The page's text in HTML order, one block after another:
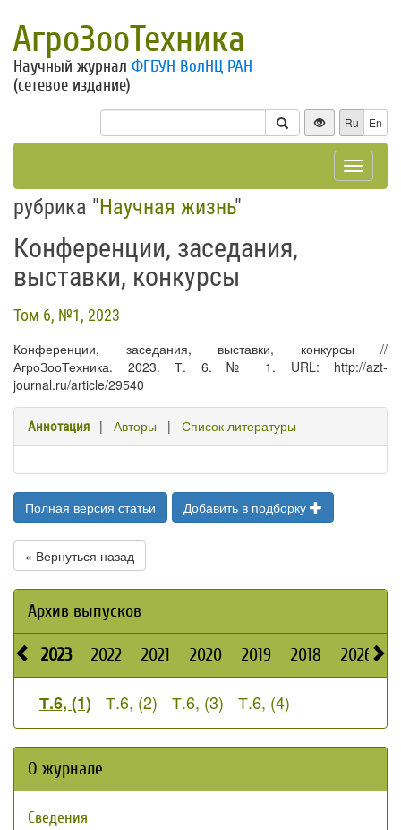
АгроЗооТехника
Научный журнал ФГБУН ВолНЦ РАН
(сетевое издание)
Ru En
Toggle
рубрика "Научная жизнь"
Конференции, заседания,
выставки, конкурсы
Том 6, №1, 2023
Конференции, заседания, выставки, конкурсы //
АгроЗооТехника. 2023. Т. 6. № 1. URL: http://azt-
journal.ru/article/29540
Аннотация | Авторы | Список литературы
Полная версия статьи Добавить в подборку
« Вернуться назад
Архив выпусков
2023 2022 2021 2020 2019 2018 2026
Т.6, (1) Т.6, (2) Т.6, (3) Т.6, (4)
О журнале
Сведения